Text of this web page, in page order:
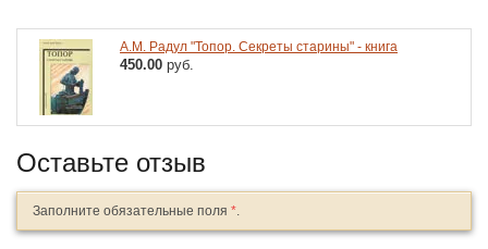
А.М. Радул "Топор. Секреты старины" - книга
450.00 руб.
Оставьте отзыв
Заполните обязательные поля *.